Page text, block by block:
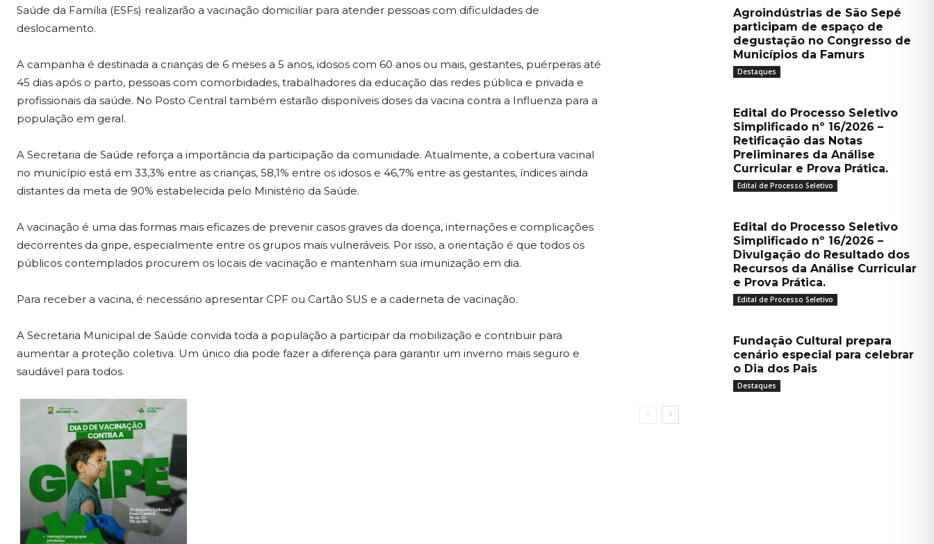
Saúde da Família (ESFs) realizarão a vacinação domiciliar para atender pessoas com dificuldades de
deslocamento.
A campanha é destinada a crianças de 6 meses a 5 anos, idosos com 60 anos ou mais, gestantes, puérperas até
45 dias após o parto, pessoas com comorbidades, trabalhadores da educação das redes pública e privada e
profissionais da saúde. No Posto Central também estarão disponíveis doses da vacina contra a Influenza para a
população em geral.
A Secretaria de Saúde reforça a importância da participação da comunidade. Atualmente, a cobertura vacinal
no município está em 33,3% entre as crianças, 58,1% entre os idosos e 46,7% entre as gestantes, índices ainda
distantes da meta de 90% estabelecida pelo Ministério da Saúde.
A vacinação é uma das formas mais eficazes de prevenir casos graves da doença, internações e complicações
decorrentes da gripe, especialmente entre os grupos mais vulneráveis. Por isso, a orientação é que todos os
públicos contemplados procurem os locais de vacinação e mantenham sua imunização em dia.
Para receber a vacina, é necessário apresentar CPF ou Cartão SUS e a caderneta de vacinação.
A Secretaria Municipal de Saúde convida toda a população a participar da mobilização e contribuir para
aumentar a proteção coletiva. Um único dia pode fazer a diferença para garantir um inverno mais seguro e
saudável para todos.
Agroindústrias de São Sepé
participam de espaço de
degustação no Congresso de
Municípios da Famurs
Destaques
Edital do Processo Seletivo
Simplificado nº 16/2026 –
Retificação das Notas
Preliminares da Análise
Curricular e Prova Prática.
Edital de Processo Seletivo
Edital do Processo Seletivo
Simplificado nº 16/2026 –
Divulgação do Resultado dos
Recursos da Análise Curricular
e Prova Prática.
Edital de Processo Seletivo
Fundação Cultural prepara
cenário especial para celebrar
o Dia dos Pais
Destaques